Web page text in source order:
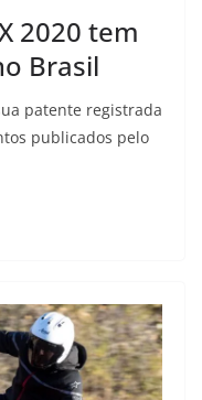
2020 tem
Brasil
patente registrada
publicados pelo